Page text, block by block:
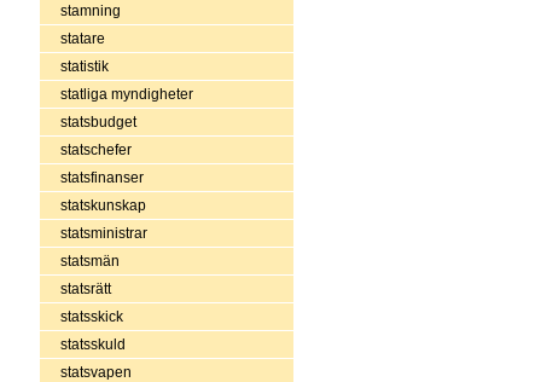
stamning
statare
statistik
statliga myndigheter
statsbudget
statschefer
statsfinanser
statskunskap
statsministrar
statsmän
statsrätt
statsskick
statsskuld
statsvapen